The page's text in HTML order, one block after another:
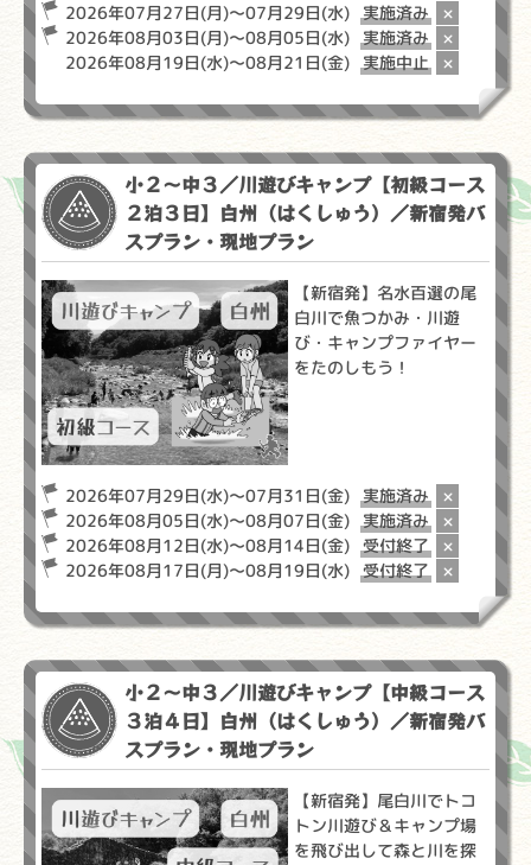
2026年07月27日(月)～07月29日(水) 実施済み ×
2026年08月03日(月)～08月05日(水) 実施済み ×
2026年08月19日(水)～08月21日(金) 実施中止 ×
小２～中３／川遊びキャンプ【初級コース
２泊３日】白州（はくしゅう）／新宿発バ
スプラン・現地プラン
【新宿発】名水百選の尾
白川で魚つかみ・川遊
び・キャンプファイヤー
をたのしもう！
2026年07月29日(水)～07月31日(金) 実施済み ×
2026年08月05日(水)～08月07日(金) 実施済み ×
2026年08月12日(水)～08月14日(金) 受付終了 ×
2026年08月17日(月)～08月19日(水) 受付終了 ×
小２～中３／川遊びキャンプ【中級コース
３泊４日】白州（はくしゅう）／新宿発バ
スプラン・現地プラン
【新宿発】尾白川でトコ
トン川遊び＆キャンプ場
を飛び出して森と川を探